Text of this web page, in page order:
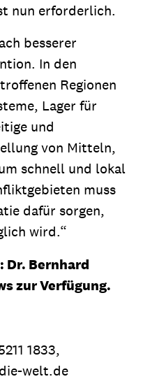
nun erforderlich.
besserer
In den
Regionen
Lager für
und
von Mitteln,
schnell und lokal
muss
dafür sorgen,
wird.“
Dr. Bernhard
zur Verfügung.
1833,
welt.de